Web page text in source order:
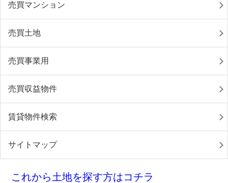
売買マンション
売買土地
売買事業用
売買収益物件
賃貸物件検索
サイトマップ
これから土地を探す方はコチラ